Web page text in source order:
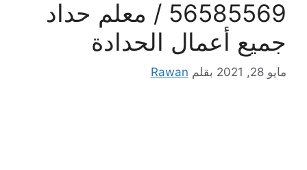
56585569 / معلم حداد
جميع أعمال الحدادة
مايو 28, 2021 بقلم Rawan